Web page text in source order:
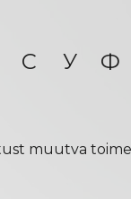
С У Ф
muutva